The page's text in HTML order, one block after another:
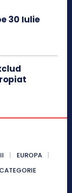
30 Iulie
EUROPA